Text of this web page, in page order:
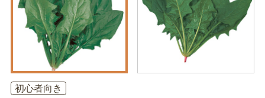
初心者向き